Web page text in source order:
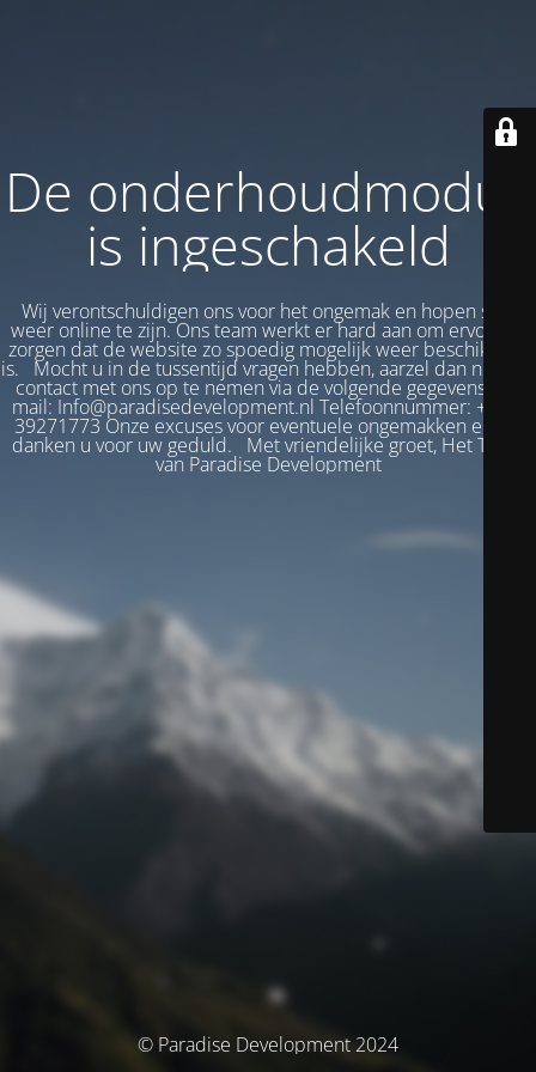
De onderhoudmodus
is ingeschakeld
Wij verontschuldigen ons voor het ongemak en hopen snel
weer online te zijn. Ons team werkt er hard aan om ervoor te
zorgen dat de website zo spoedig mogelijk weer beschikbaar
is. Mocht u in de tussentijd vragen hebben, aarzel dan niet om
contact met ons op te nemen via de volgende gegevens: E-
mail: Info@paradisedevelopment.nl Telefoonnummer: +31 6
39271773 Onze excuses voor eventuele ongemakken en we
danken u voor uw geduld. Met vriendelijke groet, Het Team
van Paradise Development
© Paradise Development 2024